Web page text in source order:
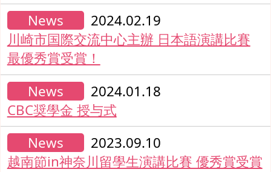
News
2024.02.19
川崎市国際交流中心主辦 日本語演講比賽
最優秀賞受賞！
News
2024.01.18
CBC奨學金 授与式
News
2023.09.10
越南節in神奈川留學生演講比賽 優秀賞受賞